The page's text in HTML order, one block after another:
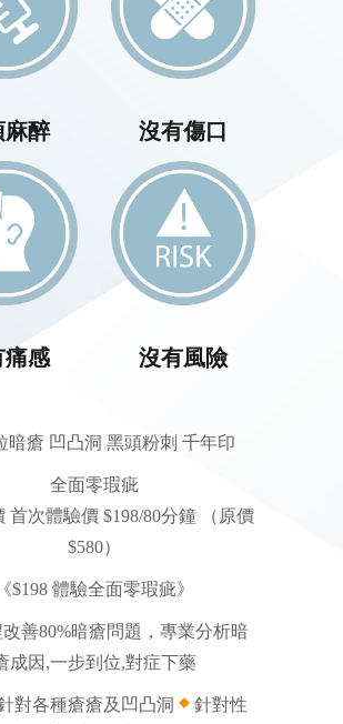
麻醉 沒有傷口
痛感 沒有風險
暗瘡 凹凸洞 黑頭粉刺 千年印
全面零瑕疵
首次體驗價 $198/80分鐘 （原價
$580）
《$198 體驗全面零瑕疵》
改善80%暗瘡問題，專業分析暗
成因,一步到位,對症下藥
對各種瘡瘡及凹凸洞
針對性